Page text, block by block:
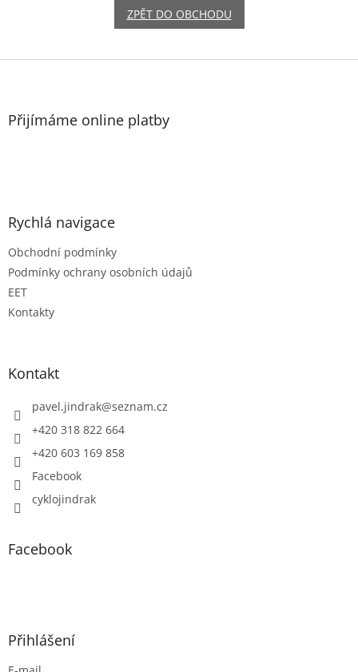
ZPĚT DO OBCHODU
Z
Přijímáme online platby
Rychlá navigace
Obchodní podmínky
Podmínky ochrany osobních údajů
EET
Kontakty
Kontakt
pavel.jindrak@seznam.cz
+420 318 822 664
+420 603 169 858
Facebook
cyklojindrak
Facebook
Přihlášení